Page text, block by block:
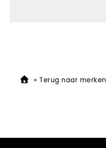
» Terug naar merken